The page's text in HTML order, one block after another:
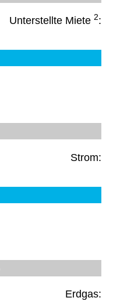
Unterstellte Miete 2:
Strom:
Erdgas: